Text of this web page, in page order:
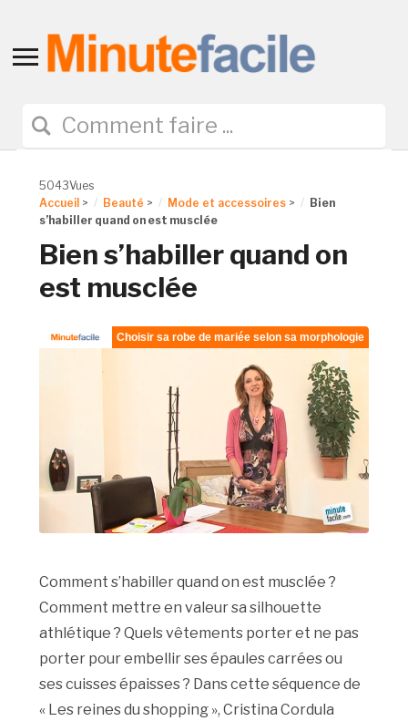
Toggle
navigation
5043Vues
Accueil > Beauté > Mode et accessoires >
Bien
s’habiller quand on est musclée
Bien s’habiller quand on
est musclée
Comment s’habiller quand on est musclée ?
Comment mettre en valeur sa silhouette
athlétique ? Quels vêtements porter et ne pas
porter pour embellir ses épaules carrées ou
ses cuisses épaisses ? Dans cette séquence de
« Les reines du shopping », Cristina Cordula